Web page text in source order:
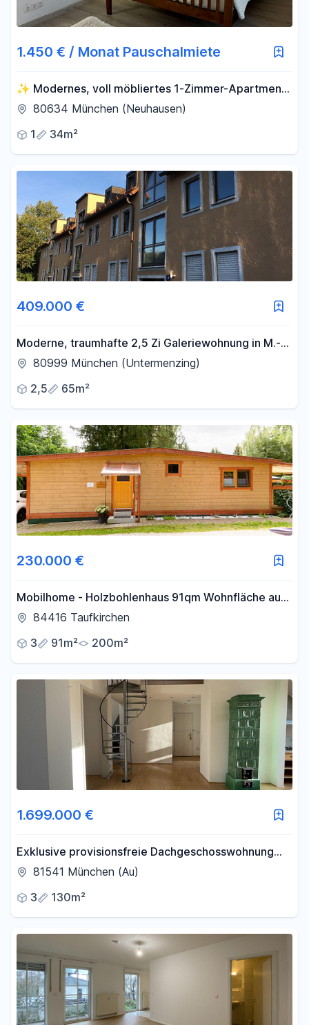
1.450 € / Monat Pauschalmiete
✨ Modernes, voll möbliertes 1-Zimmer-Apartment
in zentraler Lage – Volkerstraße 34
80634 München (Neuhausen)
1
34m²
409.000 €
Moderne, traumhafte 2,5 Zi Galeriewohnung in M.-
Untermenzing PROVISIONSFREI
80999 München (Untermenzing)
2,5
65m²
230.000 €
Mobilhome - Holzbohlenhaus 91qm Wohnfläche auf
einer Ebene
84416 Taufkirchen
3
91m² 200m²
1.699.000 €
Exklusive provisionsfreie Dachgeschosswohnung
mit Galerie und Wintergarten und separatem
81541 München (Au)
3
130m²